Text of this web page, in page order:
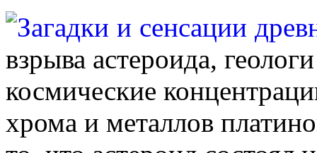
взрыва астероида,
космические
хрома и металлов